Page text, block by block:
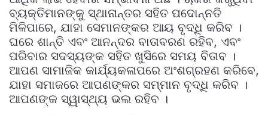
ବ୍ୟକ୍ତିମାନଙ୍କୁ ସ୍ଥାନାନ୍ତର ସହିତ ପଦୋନ୍ନତି
ମିଳିପାରେ, ଯାହା ସେମାନଙ୍କର ଆୟ ବୃଦ୍ଧି କରିବ ।
ଘରେ ଶାନ୍ତି ଏବଂ ଆନନ୍ଦର ବାତାବରଣ ରହିବ, ଏବଂ
ପରିବାର ସଦସ୍ୟଙ୍କ ସହିତ ଖୁସିରେ ସମୟ ବିତାବ ।
ଆପଣ ସାମାଜିକ କାର୍ଯ୍ୟକଳାପରେ ଅଂଶଗ୍ରହଣ କରିବେ,
ଯାହା ସମାଜରେ ଆପଣଙ୍କର ସମ୍ମାନ ବୃଦ୍ଧି କରିବ ।
ଆପଣଙ୍କ ସ୍ୱାସ୍ଥ୍ୟ ଭଲ ରହିବ ।